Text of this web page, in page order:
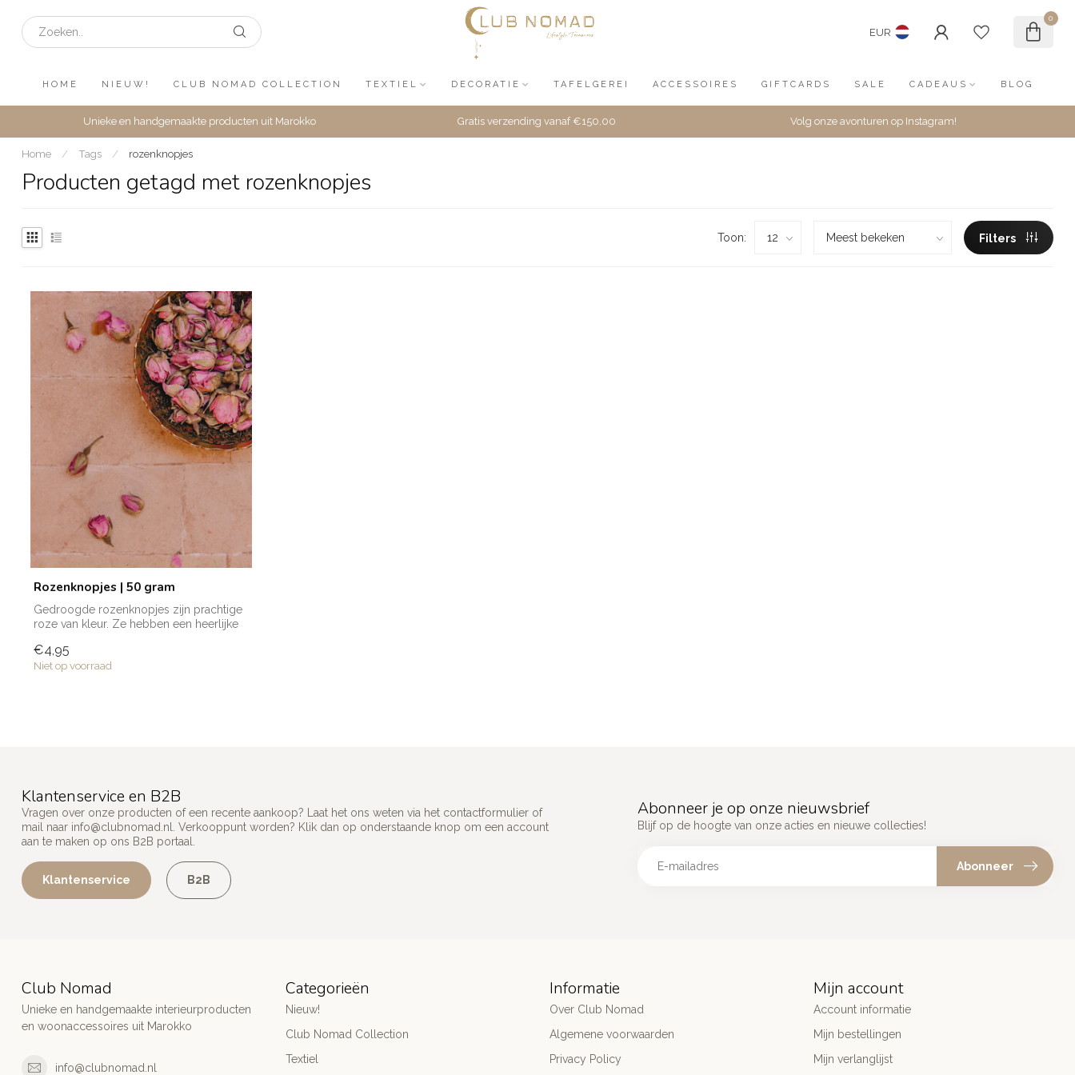
EUR
0
HOME NIEUW! CLUB NOMAD COLLECTION TEXTIEL DECORATIE TAFELGEREI ACCESSOIRES GIFTCARDS SALE CADEAUS BLOG
Unieke en handgemaakte producten uit Marokko Gratis verzending vanaf €150,00 Volg onze avonturen op Instagram!
Home / Tags / rozenknopjes
Producten getagd met rozenknopjes
Toon: Filters
Rozenknopjes | 50 gram
Gedroogde rozenknopjes zijn prachtige
roze van kleur. Ze hebben een heerlijke
€4,95
Niet op voorraad
Klantenservice en B2B
Vragen over onze producten of een recente aankoop? Laat het ons weten via het contactformulier of
mail naar info@clubnomad.nl . Verkooppunt worden? Klik dan op onderstaande knop om een account
aan te maken op ons B2B portaal.
Klantenservice B2B
Abonneer je op onze nieuwsbrief
Blijf op de hoogte van onze acties en nieuwe collecties!
Abonneer
Club Nomad
Unieke en handgemaakte interieurproducten
en woonaccessoires uit Marokko
info@clubnomad.nl
Categorieën
Nieuw!
Club Nomad Collection
Textiel
Informatie
Over Club Nomad
Algemene voorwaarden
Privacy Policy
Mijn account
Account informatie
Mijn bestellingen
Mijn verlanglijst